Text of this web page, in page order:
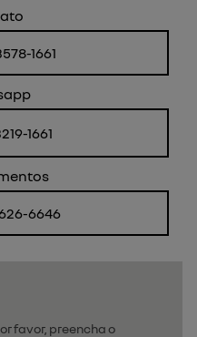
favor, preencha o
1661
1661
6646